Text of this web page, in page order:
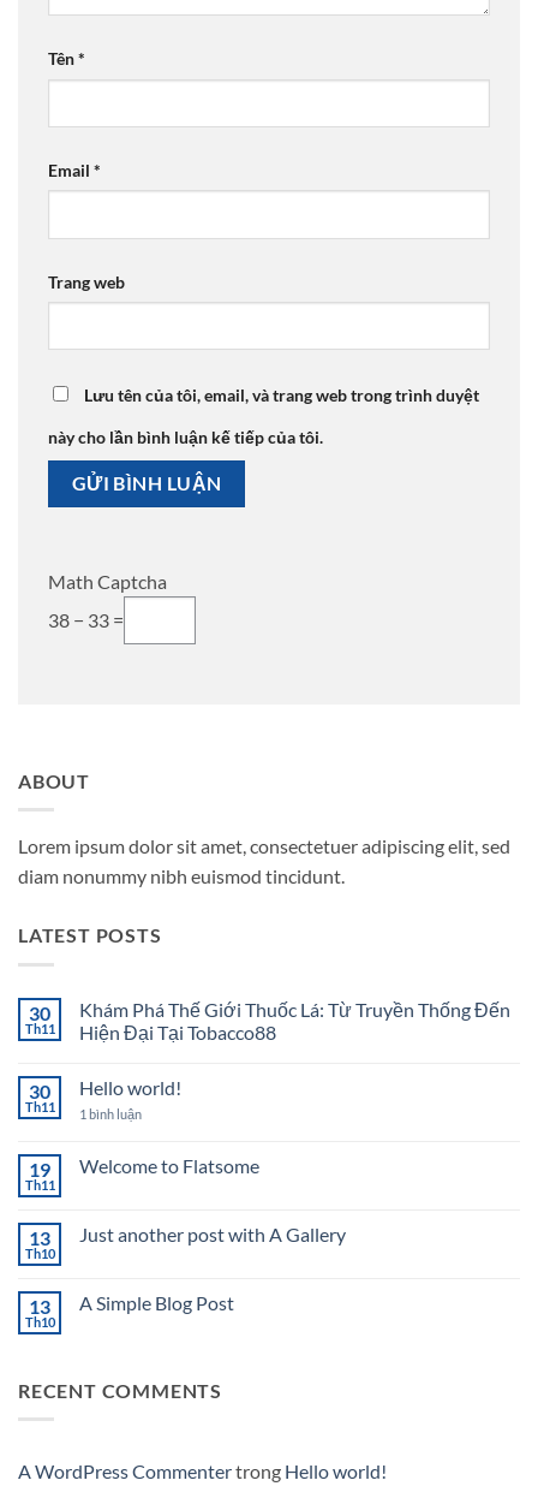
Tên*
Email *
Trang web
Lưu tên của tôi, email, và trang web trong trình duyệt
này cho lần bình luận kế tiếp của tôi.
Math Captcha
38 − 33 =
ABOUT
Lorem ipsum dolor sit amet, consectetuer adipiscing elit, sed
diam nonummy nibh euismod tincidunt.
LATEST POSTS
30
Th11
Khám Phá Thế Giới Thuốc Lá: Từ Truyền Thống Đến
Hiện Đại Tại Tobacco88
bình
ở
Thế
Từ
Truyền
Đại
30
Th11
Hello world!
1 bình luậnở
19
Th11
Welcome to Flatsome
luận
Flatsome
13
Th10
Just another post with A Gallery
luận
with
A
13
Th10
A Simple Blog Post
ở
RECENT COMMENTS
A WordPress Commentertrong Hello world!